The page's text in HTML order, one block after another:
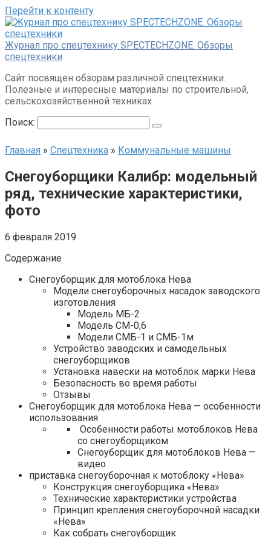
Перейти к контенту
Журнал про спецтехнику SPECTECHZONE. Обзоры
спецтехники
Сайт посвящен обзорам различной спецтехники.
Полезные и интересные материалы по строительной,
сельскохозяйственной техниках.
Поиск:
Главная » Спецтехника » Коммунальные машины
Снегоуборщики Калибр: модельный
ряд, технические характеристики,
фото
6 февраля 2019
Содержание
Снегоуборщик для мотоблока Нева
Модели снегоуборочных насадок заводского
изготовления
Модель МБ-2
Модель СМ-0,6
Модели СМБ-1 и СМБ-1м
Устройство заводских и самодельных
снегоуборщиков
Установка навески на мотоблок марки Нева
Безопасность во время работы
Отзывы
Снегоуборщик для мотоблока Нева — особенности
использования
Особенности работы мотоблоков Нева
со снегоуборщиком
Снегоуборщик для мотоблоков Нева —
видео
приставка снегоуборочная к мотоблоку «Нева»
Конструкция снегоуборщика «Нева»
Технические характеристики устройства
Принцип крепления снегоуборочной насадки
«Нева»
Как собрать снегоуборщик